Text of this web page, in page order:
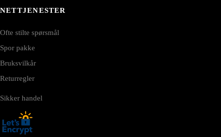
NETTJENESTER
Ofte stilte spørsmål
Spor pakke
Bruksvilkår
Returregler
Sikker handel